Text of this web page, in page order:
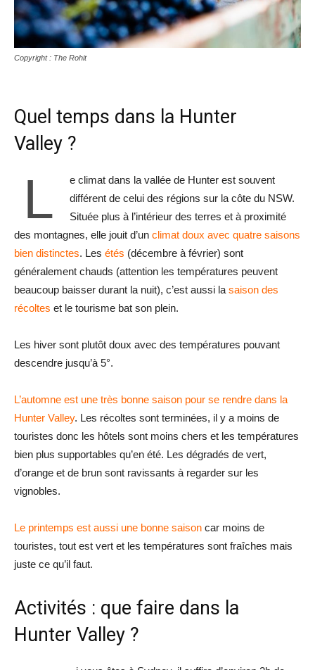
Copyright : The Rohit
Quel temps dans la Hunter
Valley ?
L
e climat dans la vallée de Hunter est souvent
différent de celui des régions sur la côte du NSW.
Située plus à l’intérieur des terres et à proximité
des montagnes, elle jouit d’un climat doux avec quatre saisons
bien distinctes. Les étés (décembre à février) sont
généralement chauds (attention les températures peuvent
beaucoup baisser durant la nuit), c’est aussi la saison des
récoltes et le tourisme bat son plein.
Les hiver sont plutôt doux avec des températures pouvant
descendre jusqu’à 5°.
L’automne est une très bonne saison pour se rendre dans la
Hunter Valley. Les récoltes sont terminées, il y a moins de
touristes donc les hôtels sont moins chers et les températures
bien plus supportables qu’en été. Les dégradés de vert,
d’orange et de brun sont ravissants à regarder sur les
vignobles.
Le printemps est aussi une bonne saison car moins de
touristes, tout est vert et les températures sont fraîches mais
juste ce qu’il faut.
Activités : que faire dans la
Hunter Valley ?